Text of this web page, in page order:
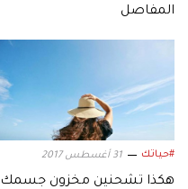
المفاصل
#حياتك 31 أغسطس 2017
هكذا تشحنين مخزون جسمك